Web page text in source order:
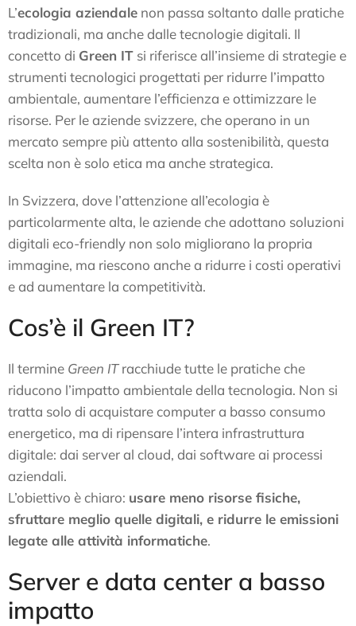
L’ecologia aziendale non passa soltanto dalle pratiche
tradizionali, ma anche dalle tecnologie digitali. Il
concetto di Green IT si riferisce all’insieme di strategie e
strumenti tecnologici progettati per ridurre l’impatto
ambientale, aumentare l’efficienza e ottimizzare le
risorse. Per le aziende svizzere, che operano in un
mercato sempre più attento alla sostenibilità, questa
scelta non è solo etica ma anche strategica.
In Svizzera, dove l’attenzione all’ecologia è
particolarmente alta, le aziende che adottano soluzioni
digitali eco-friendly non solo migliorano la propria
immagine, ma riescono anche a ridurre i costi operativi
e ad aumentare la competitività.
Cos’è il Green IT?
Il termine Green ITracchiude tutte le pratiche che
riducono l’impatto ambientale della tecnologia. Non si
tratta solo di acquistare computer a basso consumo
energetico, ma di ripensare l’intera infrastruttura
digitale: dai server al cloud, dai software ai processi
aziendali.
L’obiettivo è chiaro: usare meno risorse fisiche,
sfruttare meglio quelle digitali, e ridurre le emissioni
legate alle attività informatiche.
Server e data center a basso
impatto